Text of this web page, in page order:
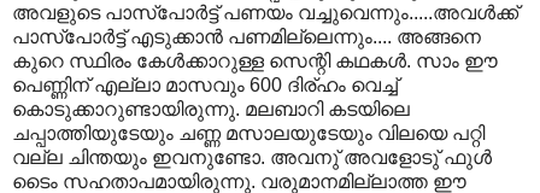
അവളുടെ പാസ്‌പോര്‍ട്ട് പണയം വച്ചുവെന്നും.....അവള്‍ക്ക്
പാസ്‌പോര്‍ട്ട് എടുക്കാന്‍ പണമില്ലെന്നും.... അങ്ങനെ
കുറെ സ്ഥിരം കേള്‍ക്കാറുള്ള സെന്റി കഥകള്‍. സാം ഈ
പെണ്ണിന് എല്ലാ മാസവും 600 ദിര്ഹം വെച്ച്
കൊടുക്കാറുണ്ടായിരുന്നു. മലബാറി കടയിലെ
ചപ്പാത്തിയുടേയും ചണ്ണ മസാലയുടേയും വിലയെ പറ്റി
വല്ല ചിന്തയും ഇവനുണ്ടോ. അവനു് അവളോടു് ഫുള്‍
ടൈം സഹതാപമായിരുന്നു. വരുമാനമില്ലാത്ത ഈ